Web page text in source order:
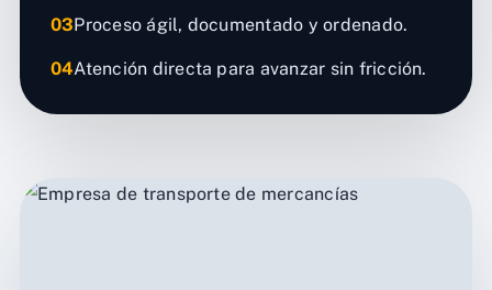
03Proceso ágil, documentado y ordenado.
04Atención directa para avanzar sin fricción.